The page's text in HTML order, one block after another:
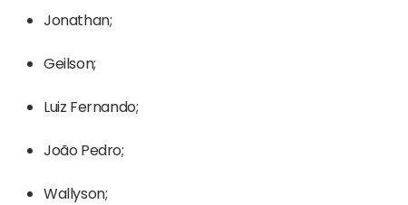
Jonathan;
Geilson;
Luiz Fernando;
João Pedro;
Wallyson;